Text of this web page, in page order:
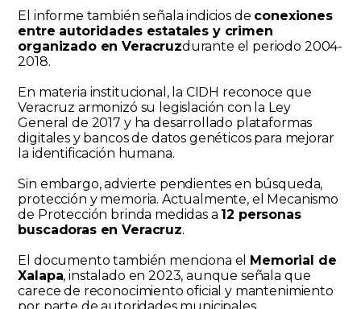
El informe también señala indicios de conexiones
entre autoridades estatales y crimen
organizado en Veracruzdurante el periodo 2004-
2018.
En materia institucional, la CIDH reconoce que
Veracruz armonizó su legislación con la Ley
General de 2017 y ha desarrollado plataformas
digitales y bancos de datos genéticos para mejorar
la identificación humana.
Sin embargo, advierte pendientes en búsqueda,
protección y memoria. Actualmente, el Mecanismo
de Protección brinda medidas a 12 personas
buscadoras en Veracruz.
El documento también menciona el Memorial de
Xalapa, instalado en 2023, aunque señala que
carece de reconocimiento oficial y mantenimiento